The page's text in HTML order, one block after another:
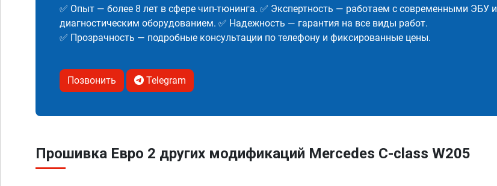
✅ Опыт — более 8 лет в сфере чип-тюнинга. ✅ Экспертность — работаем с современными ЭБУ и
диагностическим оборудованием. ✅ Надежность — гарантия на все виды работ.
✅ Прозрачность — подробные консультации по телефону и фиксированные цены.
Позвонить Telegram
Прошивка Евро 2 других модификаций Mercedes C-class W205